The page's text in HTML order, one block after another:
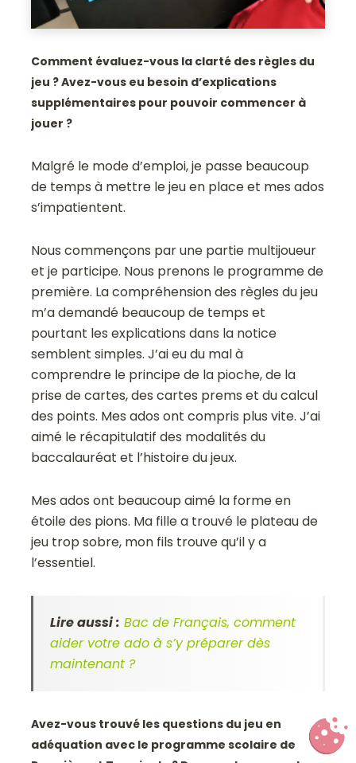
Comment évaluez-vous la clarté des règles du
jeu ? Avez-vous eu besoin d’explications
supplémentaires pour pouvoir commencer à
jouer ?
Malgré le mode d’emploi, je passe beaucoup
de temps à mettre le jeu en place et mes ados
s’impatientent.
Nous commençons par une partie multijoueur
et je participe. Nous prenons le programme de
première. La compréhension des règles du jeu
m’a demandé beaucoup de temps et
pourtant les explications dans la notice
semblent simples. J’ai eu du mal à
comprendre le principe de la pioche, de la
prise de cartes, des cartes prems et du calcul
des points. Mes ados ont compris plus vite. J’ai
aimé le récapitulatif des modalités du
baccalauréat et l’histoire du jeux.
Mes ados ont beaucoup aimé la forme en
étoile des pions. Ma fille a trouvé le plateau de
jeu trop sobre, mon fils trouve qu’il y a
l’essentiel.
Lire aussi : Bac de Français, comment
aider votre ado à s’y préparer dès
maintenant ?
Avez-vous trouvé les questions du jeu en
adéquation avec le programme scolaire de